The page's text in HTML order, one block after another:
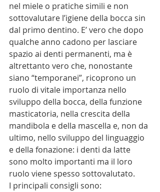
nel miele o pratiche simili e non
sottovalutare l’igiene della bocca sin
dal primo dentino. E’ vero che dopo
qualche anno cadono per lasciare
spazio ai denti permanenti, ma è
altrettanto vero che, nonostante
siano “temporanei”, ricoprono un
ruolo di vitale importanza nello
sviluppo della bocca, della funzione
masticatoria, nella crescita della
mandibola e della mascella e, non da
ultimo, nello sviluppo del linguaggio
e della fonazione: i denti da latte
sono molto importanti ma il loro
ruolo viene spesso sottovalutato.
I principali consigli sono: